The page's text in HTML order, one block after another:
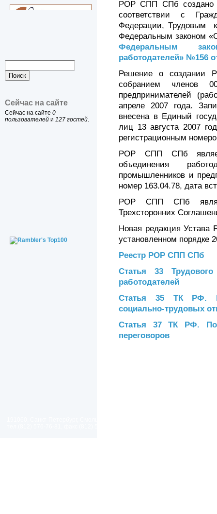
Сейчас на сайте
Сейчас на сайте 0
пользователей и 127 гостей.
POP СПП СПб создано
соответствии с
Федерации, Трудовым
Федеральным законом
Федеральным
работодателей» №156
Решение о создании
собранием членов
предпринимателей
апреле 2007 года.
внесена в Единый
лиц 13 августа 2007
регистрационным
POP СПП СПб
объединения
промышленников и
номер 163.04.78, дата
POP СПП СПб
Трехсторонних
Новая редакция
установленном порядке
Реестр POP СПП СПб
Статья 33
работодателей
Статья 35 ТК РФ.
социально-трудовых
Статья 37 ТК РФ.
переговоров